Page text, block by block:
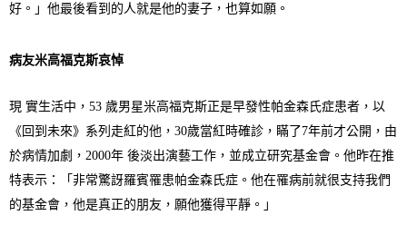
好。」他最後看到的人就是他的妻子，也算如願。
病友米高福克斯哀悼
現 實生活中，53 歲男星米高福克斯正是早發性帕金森氏症患者，以
《回到未來》系列走紅的他，30歲當紅時確診，瞞了7年前才公開，由
於病情加劇，2000年 後淡出演藝工作，並成立研究基金會。他昨在推
特表示：「非常驚訝羅賓罹患帕金森氏症。他在罹病前就很支持我們
的基金會，他是真正的朋友，願他獲得平靜。」